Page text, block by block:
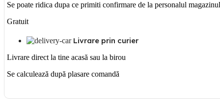
Se poate ridica dupa ce primiti confirmare de la personalul
Gratuit
Livrare prin curier
Livrare direct la tine acasă sau la birou
Se calculează după plasare comandă